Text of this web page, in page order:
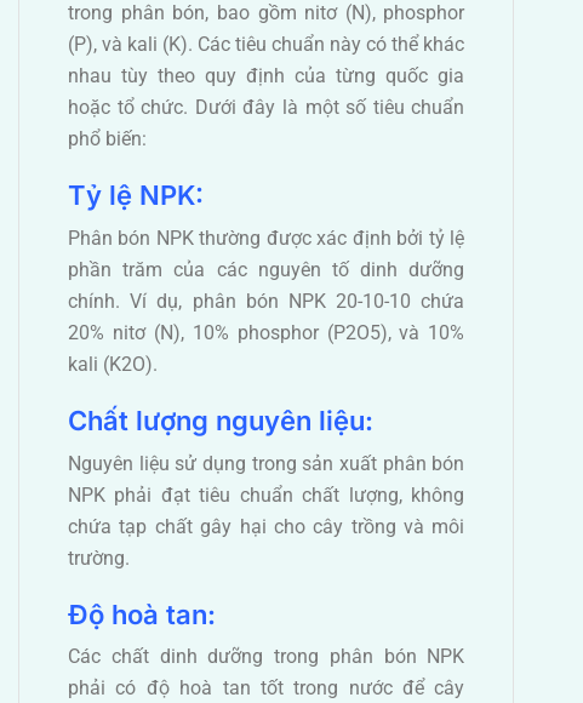
trong phân bón, bao gồm nitơ (N), phosphor
(P), và kali (K). Các tiêu chuẩn này có thể khác
nhau tùy theo quy định của từng quốc gia
hoặc tổ chức. Dưới đây là một số tiêu chuẩn
phổ biến:
Tỷ lệ NPK:
Phân bón NPK thường được xác định bởi tỷ lệ
phần trăm của các nguyên tố dinh dưỡng
chính. Ví dụ, phân bón NPK 20-10-10 chứa
20% nitơ (N), 10% phosphor (P2O5), và 10%
kali (K2O).
Chất lượng nguyên liệu:
Nguyên liệu sử dụng trong sản xuất phân bón
NPK phải đạt tiêu chuẩn chất lượng, không
chứa tạp chất gây hại cho cây trồng và môi
trường.
Độ hoà tan:
Các chất dinh dưỡng trong phân bón NPK
phải có độ hoà tan tốt trong nước để cây